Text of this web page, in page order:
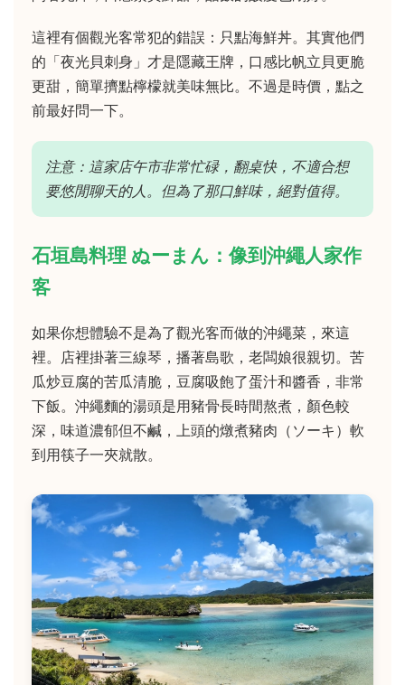
這裡有個觀光客常犯的錯誤：只點海鮮丼。其實他們
的「夜光貝刺身」才是隱藏王牌，口感比帆立貝更脆
更甜，簡單擠點檸檬就美味無比。不過是時價，點之
前最好問一下。
注意：這家店午市非常忙碌，翻桌快，不適合想
要悠閒聊天的人。但為了那口鮮味，絕對值得。
石垣島料理 ぬーまん：像到沖繩人家作
客
如果你想體驗不是為了觀光客而做的沖繩菜，來這
裡。店裡掛著三線琴，播著島歌，老闆娘很親切。苦
瓜炒豆腐的苦瓜清脆，豆腐吸飽了蛋汁和醬香，非常
下飯。沖繩麵的湯頭是用豬骨長時間熬煮，顏色較
深，味道濃郁但不鹹，上頭的燉煮豬肉（ソーキ）軟
到用筷子一夾就散。